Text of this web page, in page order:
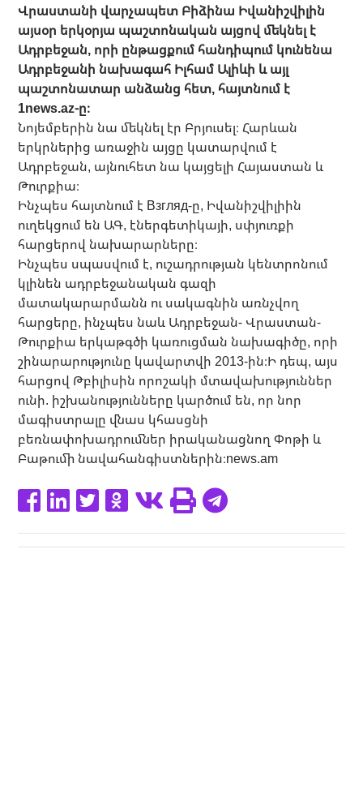
Վրաստանի վարչապետ Բիձինա Իվանիշվիլին
այսօր երկօրյա պաշտոնական այցով մեկնել է
Ադրբեջան, որի ընթացքում հանդիպում կունենա
Ադրբեջանի նախագահ Իլհամ Ալիևի և այլ
պաշտոնատար անձանց հետ, հայտնում է
1news.az-ը։
Նոյեմբերին նա մեկնել էր Բրյուսել։ Հարևան
երկրներից առաջին այցը կատարվում է
Ադրբեջան, այնուհետ նա կայցելի Հայաստան և
Թուրքիա։
Ինչպես հայտնում է Взгляд-ը, Իվանիշվիլիին
ուղեկցում են ԱԳ, էներգետիկայի, սփյուռքի
հարցերով նախարարները։
Ինչպես սպասվում է, ուշադրության կենտրոնում
կլինեն ադրբեջանական գազի
մատակարարմանն ու սակագնին առնչվող
հարցերը, ինչպես նաև Ադրբեջան- Վրաստան-
Թուրքիա երկաթգծի կառուցման նախագիծը, որի
շինարարությունը կավարտվի 2013-ին։Ի դեպ, այս
հարցով Թբիլիսին որոշակի մտավախություններ
ունի. իշխանությունները կարծում են, որ նոր
մագիստրալը վնաս կհասցնի
բեռնափոխադրումներ իրականացնող Փոթի և
Բաթումի նավահանգիստներին։news.am